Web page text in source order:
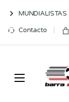
navigation
content
MUNDIALISTAS
Contacto